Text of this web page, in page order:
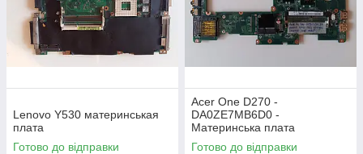
Lenovo Y530 материнськая
плата
Готово до відправки
Acer One D270 -
DA0ZE7MB6D0 -
Материнська плата
Готово до відправки